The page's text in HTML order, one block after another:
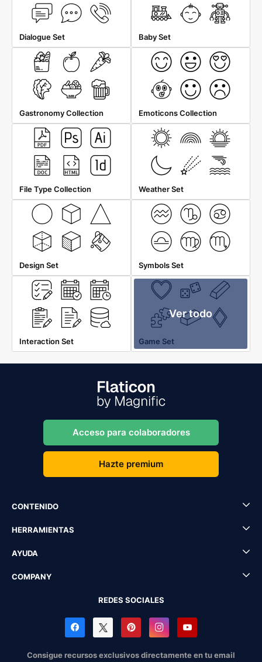
Dialogue Set Baby Set
Gastronomy Collection Emoticons Collection
File Type Collection Weather Set
Design Set Symbols Set
Interaction Set
Ver todo
Game Set
Acceso para colaboradores
Hazte premium
CONTENIDO
HERRAMIENTAS
AYUDA
COMPANY
REDES SOCIALES
Consigue recursos exclusivos directamente en tu email